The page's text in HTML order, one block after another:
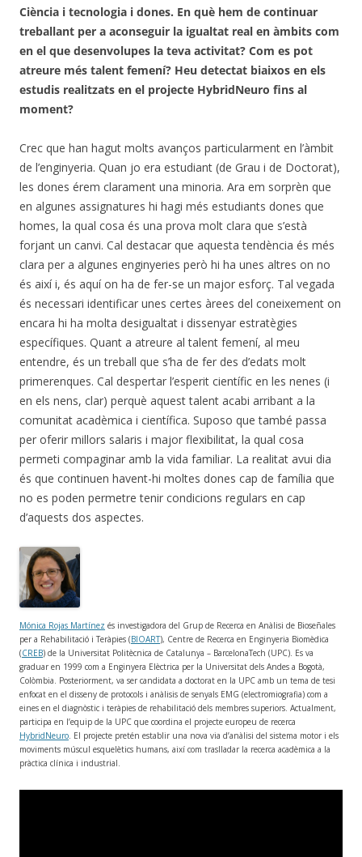
Ciència i tecnologia i dones. En què hem de continuar
treballant per a aconseguir la igualtat real en àmbits com
en el que desenvolupes la teva activitat? Com es pot
atreure més talent femení? Heu detectat biaixos en els
estudis realitzats en el projecte HybridNeuro fins al
moment?
Crec que han hagut molts avanços particularment en l’àmbit
de l’enginyeria. Quan jo era estudiant (de Grau i de Doctorat),
les dones érem clarament una minoria. Ara em sorprèn que
en algunes assignatures hi hagi més estudiants dones que
homes, la qual cosa és una prova molt clara que s’està
forjant un canvi. Cal destacar que aquesta tendència és més
clara per a algunes enginyeries però hi ha unes altres on no
és així i, és aquí on ha de fer-se un major esforç. Tal vegada
és necessari identificar unes certes àrees del coneixement on
encara hi ha molta desigualtat i dissenyar estratègies
específiques. Quant a atreure al talent femení, al meu
entendre, és un treball que s’ha de fer des d’edats molt
primerenques. Cal despertar l’esperit científic en les nenes (i
en els nens, clar) perquè aquest talent acabi arribant a la
comunitat acadèmica i científica. Suposo que també passa
per oferir millors salaris i major flexibilitat, la qual cosa
permeti compaginar amb la vida familiar. La realitat avui dia
és que continuen havent-hi moltes dones cap de família que
no es poden permetre tenir condicions regulars en cap
d’aquests dos aspectes.
Mónica Rojas Martínez és investigadora del Grup de Recerca en Anàlisi de Bioseñales
per a Rehabilitació i Teràpies (BIOART), Centre de Recerca en Enginyeria Biomèdica
(CREB) de la Universitat Politècnica de Catalunya – BarcelonaTech (UPC). Es va
graduar en 1999 com a Enginyera Elèctrica per la Universitat dels Andes a Bogotà,
Colòmbia. Posteriorment, va ser candidata a doctorat en la UPC amb un tema de tesi
enfocat en el disseny de protocols i anàlisis de senyals EMG (electromiografia) com a
eines en el diagnòstic i teràpies de rehabilitació dels membres superiors. Actualment,
participa en l’equip de la UPC que coordina el projecte europeu de recerca
HybridNeuro. El projecte pretén establir una nova via d’anàlisi del sistema motor i els
moviments múscul esquelètics humans, així com traslladar la recerca acadèmica a la
pràctica clínica i industrial.